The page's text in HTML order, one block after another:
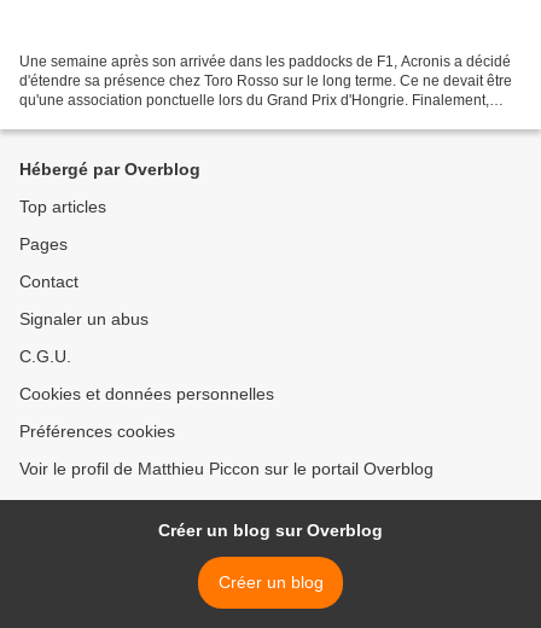
Une semaine après son arrivée dans les paddocks de F1, Acronis a décidé
d'étendre sa présence chez Toro Rosso sur le long terme. Ce ne devait être
qu'une association ponctuelle lors du Grand Prix d'Hongrie. Finalement,
Hébergé par Overblog
Top articles
Pages
Contact
Signaler un abus
C.G.U.
Cookies et données personnelles
Préférences cookies
Voir le profil de Matthieu Piccon sur le portail Overblog
Créer un blog sur Overblog
Créer un blog